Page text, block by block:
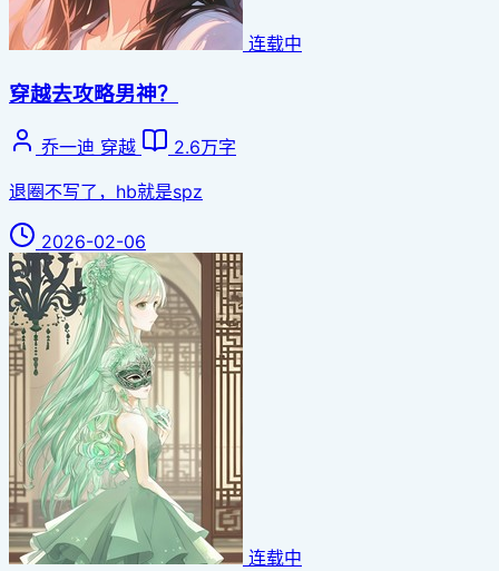
连载中
穿越去攻略男神？
乔一迪 穿越
2.6万字
退圈不写了，hb就是spz
2026-02-06
连载中